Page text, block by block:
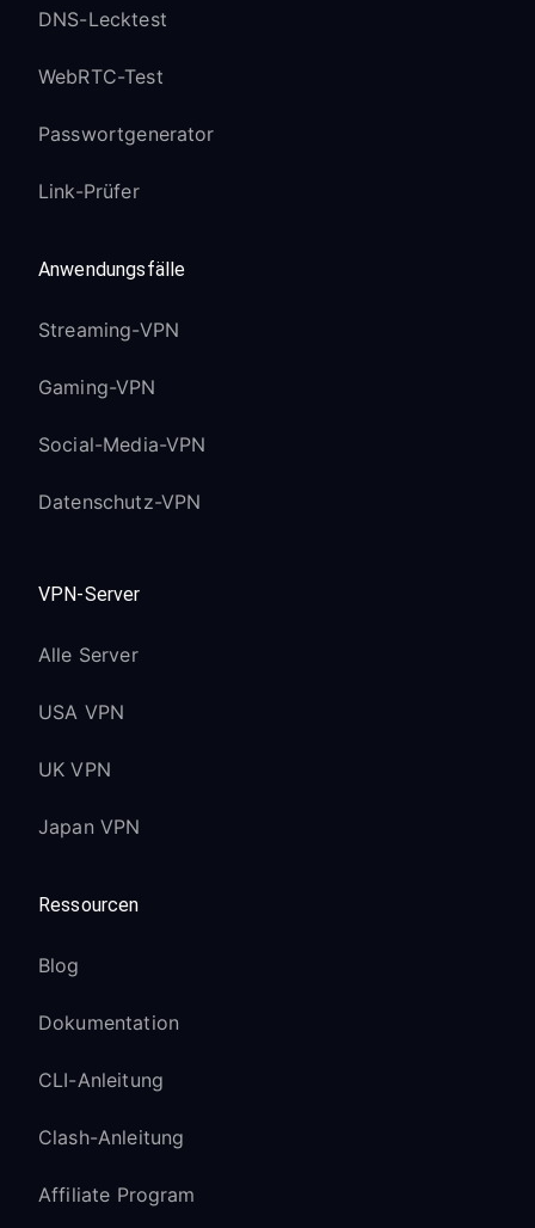
DNS-Lecktest
WebRTC-Test
Passwortgenerator
Link-Prüfer
Anwendungsfälle
Streaming-VPN
Gaming-VPN
Social-Media-VPN
Datenschutz-VPN
VPN-Server
Alle Server
USA VPN
UK VPN
Japan VPN
Ressourcen
Blog
Dokumentation
CLI-Anleitung
Clash-Anleitung
Affiliate Program